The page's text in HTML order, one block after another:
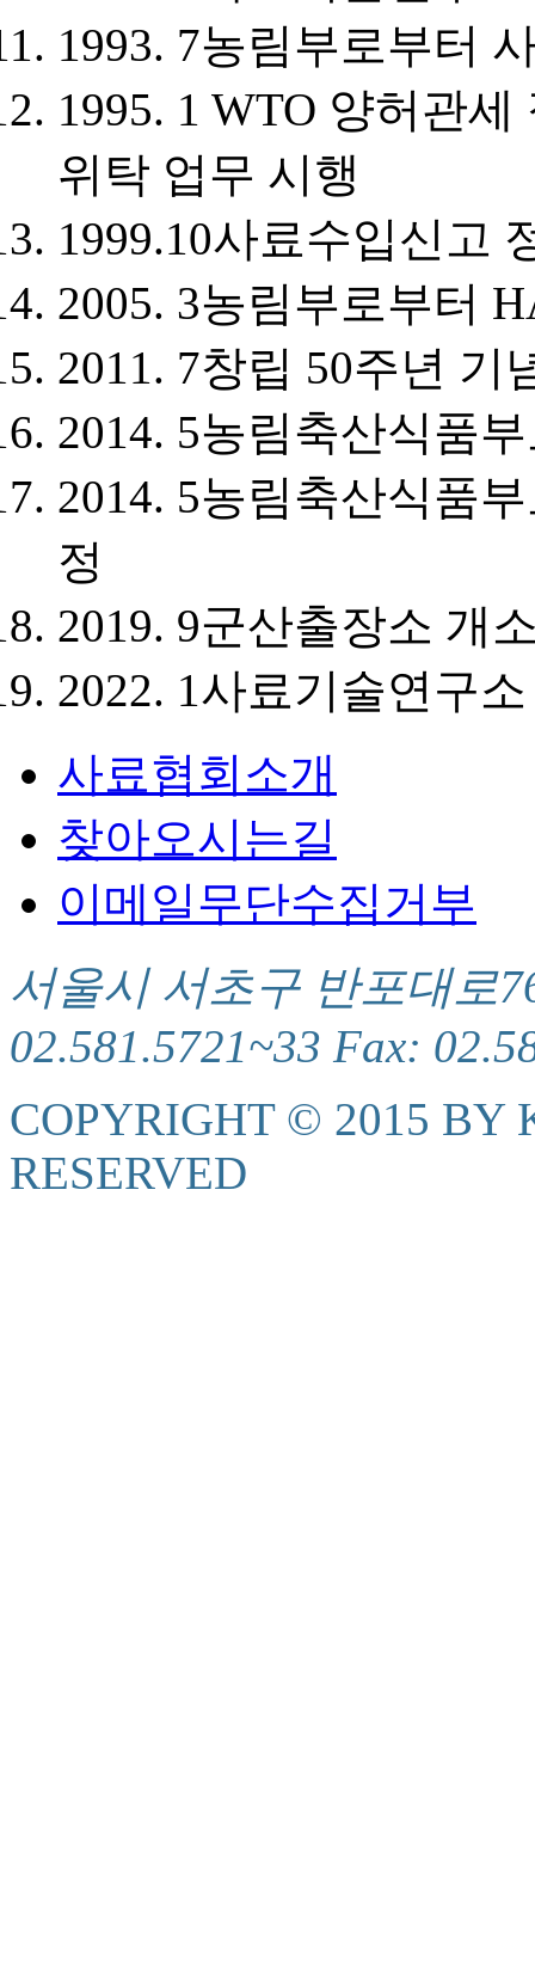
1993. 7농림부로부터
1995. 1 WTO 양허관세
위탁 업무 시행
1999.10사료수입신고
2005. 3농림부로부터
2011. 7창립 50주년 기
2014. 5농림축산식품
2014. 5농림축산식품
정
2019. 9군산출장소 개
2022. 1사료기술연구
사료협회소개
찾아오시는길
이메일무단수집거부
서울시 서초구 반포대로
02.581.5721~33 Fax:
COPYRIGHT © 2015 BY
RESERVED